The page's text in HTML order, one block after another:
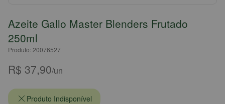
Azeite Gallo Master Blenders Frutado
250ml
Produto: 20076527
R$ 37,90/un
Produto Indisponível